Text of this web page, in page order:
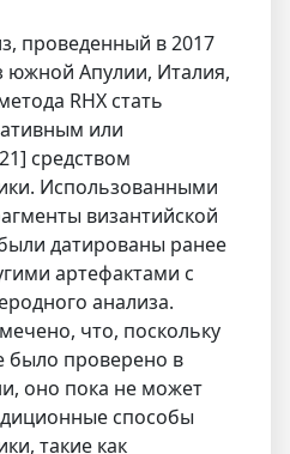
проведенный в 2017
южной Апулии, Италия,
RHX стать
или
средством
Использованными
византийской
датированы ранее
артефактами с
анализа.
что, поскольку
было проверено в
оно пока не может
способы
такие как